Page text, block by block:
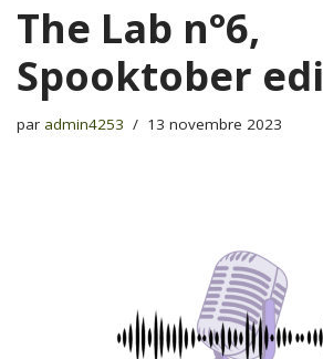
The Lab n°6,
Spooktober
par admin4253 13 novembre 2023